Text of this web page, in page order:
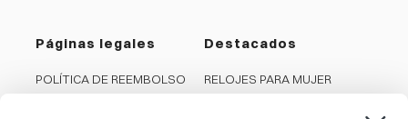
Páginas legales
POLÍTICA DE REEMBOLSO
Destacados
RELOJES PARA MUJER